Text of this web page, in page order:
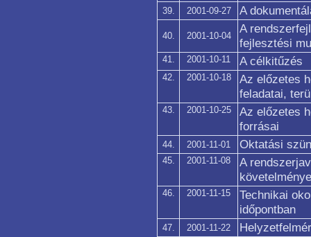
39. 2001-09-27 A
40. 2001-10-04
A
fejlesztési
41. 2001-10-11 A célkitűzés
42. 2001-10-18
Az előzetes
feladatai,
43. 2001-10-25
Az előzetes
forrásai
44. 2001-11-01 Oktatási
45. 2001-11-08
A
46. 2001-11-15
Technikai
időpontban
47. 2001-11-22